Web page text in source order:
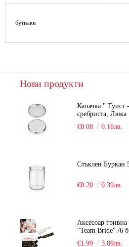
бутилки
Нови продукти
Капачка "
сребриста, Люка
€0.08
0.16лв.
Стъклен Буркан
€0.20 0.39лв.
Аксесоар
"Team Bride" /6
€1.99
3.89лв.